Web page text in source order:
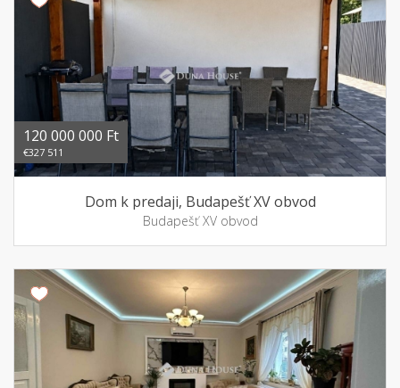
120 000 000 Ft
€327 511
Dom k predaji, Budapešť XV obvod
Budapešť XV obvod